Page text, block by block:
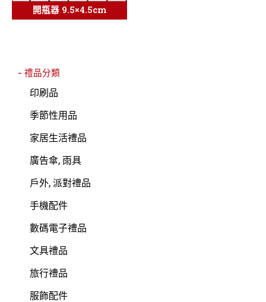
- 禮品分類
印刷品
季節性用品
家居生活禮品
廣告傘, 雨具
戶外, 派對禮品
手機配件
數碼電子禮品
文具禮品
旅行禮品
服飾配件
開瓶器 9.5×4.5cm